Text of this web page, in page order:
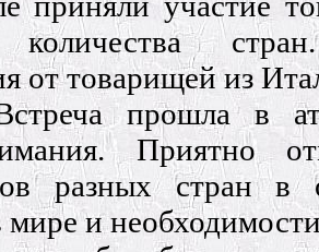
количества
от товарищей из
прошла в
Приятно
разных стран в
мире и